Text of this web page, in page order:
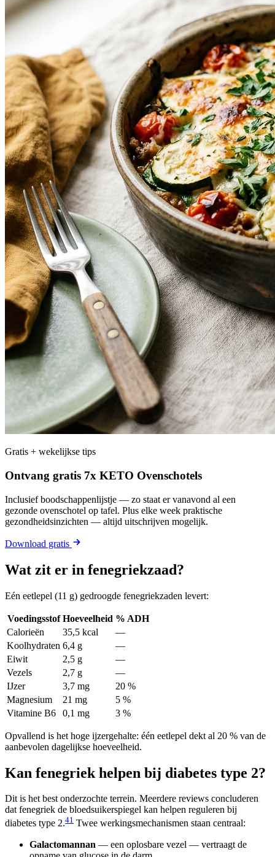
Gratis + wekelijkse tips
Ontvang gratis 7x KETO Ovenschotels
Inclusief boodschappenlijstje — zo staat er vanavond al een
gezonde ovenschotel op tafel. Plus elke week praktische
gezondheidsinzichten — altijd uitschrijven mogelijk.
Download gratis
Wat zit er in fenegriekzaad?
Eén eetlepel (11 g) gedroogde fenegriekzaden levert:
Voedingsstof Hoeveelheid % ADH
Calorieën
35,5 kcal
—
Koolhydraten 6,4 g
—
Eiwit
2,5 g
—
Vezels
2,7 g
—
IJzer
3,7 mg
20 %
Magnesium
21 mg
5 %
Vitamine B6
0,1 mg 3 %
Opvallend is het hoge ijzergehalte: één eetlepel dekt al 20 % van de
aanbevolen dagelijkse hoeveelheid.
Kan fenegriek helpen bij diabetes type 2?
Dit is het best onderzochte terrein. Meerdere reviews concluderen
dat fenegriek de bloedsuikerspiegel kan helpen reguleren bij
diabetes type 2.41 Twee werkingsmechanismen staan centraal:
Galactomannan — een oplosbare vezel — vertraagt de